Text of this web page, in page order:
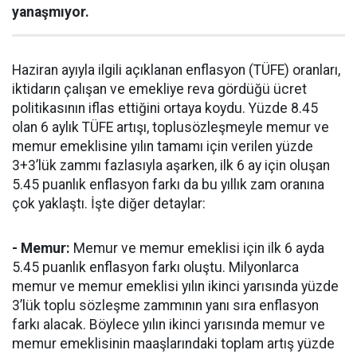
yanaşmıyor.
Haziran ayıyla ilgili açıklanan enflasyon (TÜFE) oranları,
iktidarın çalışan ve emekliye reva gördüğü ücret
politikasının iflas ettiğini ortaya koydu. Yüzde 8.45
olan 6 aylık TÜFE artışı, toplusözleşmeyle memur ve
memur emeklisine yılın tamamı için verilen yüzde
3+3’lük zammı fazlasıyla aşarken, ilk 6 ay için oluşan
5.45 puanlık enflasyon farkı da bu yıllık zam oranına
çok yaklaştı. İşte diğer detaylar:
- Memur: Memur ve memur emeklisi için ilk 6 ayda
5.45 puanlık enflasyon farkı oluştu. Milyonlarca
memur ve memur emeklisi yılın ikinci yarısında yüzde
3’lük toplu sözleşme zammının yanı sıra enflasyon
farkı alacak. Böylece yılın ikinci yarısında memur ve
memur emeklisinin maaşlarındaki toplam artış yüzde